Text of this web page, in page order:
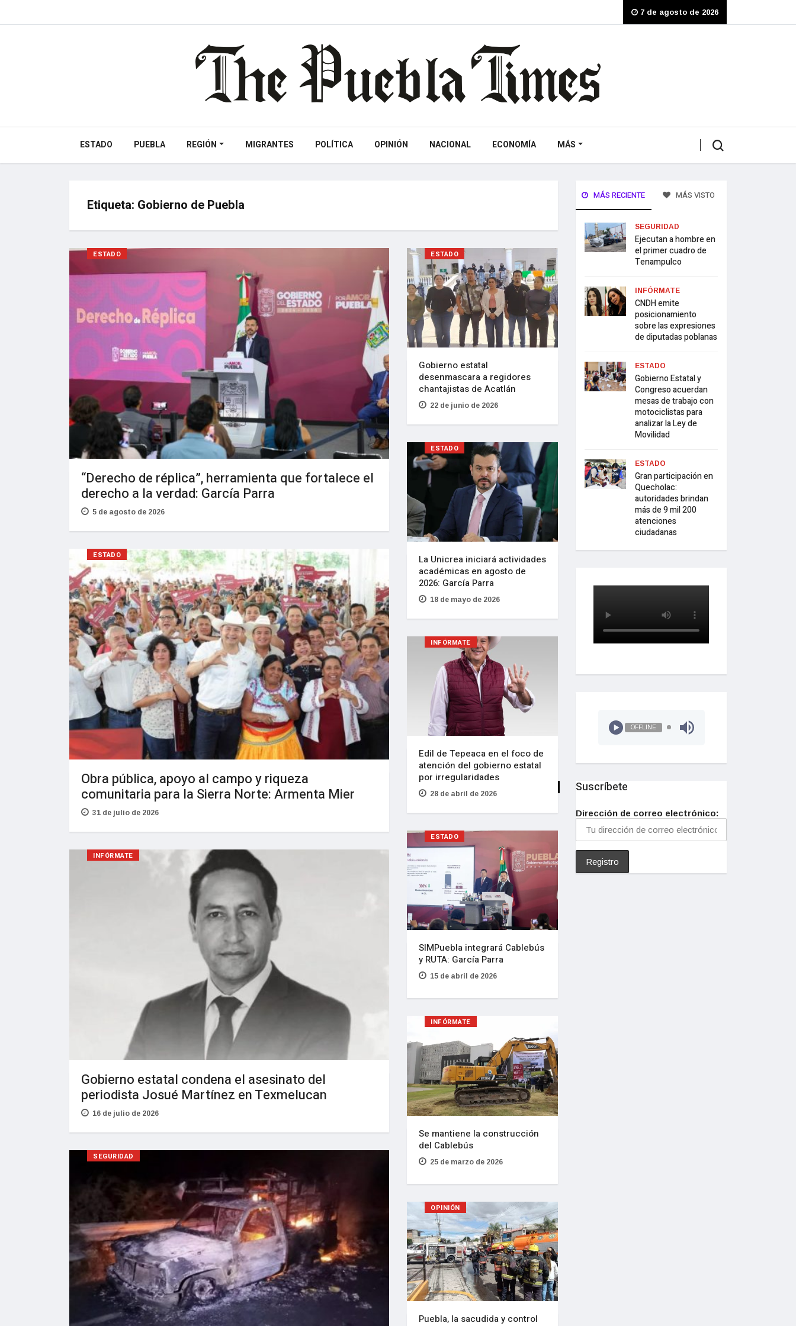
7 de agosto de 2026
ESTADO PUEBLA REGIÓN MIGRANTES POLÍTICA OPINIÓN NACIONAL ECONOMÍA MÁS
Etiqueta: Gobierno de Puebla
ESTADO
“Derecho de réplica”, herramienta que fortalece el
derecho a la verdad: García Parra
5 de agosto de 2026
ESTADO
Obra pública, apoyo al campo y riqueza
comunitaria para la Sierra Norte: Armenta Mier
31 de julio de 2026
INFÓRMATE
Gobierno estatal condena el asesinato del
periodista Josué Martínez en Texmelucan
16 de julio de 2026
SEGURIDAD
ESTADO
Gobierno estatal
desenmascara a regidores
chantajistas de Acatlán
22 de junio de 2026
ESTADO
La Unicrea iniciará actividades
académicas en agosto de
2026: García Parra
18 de mayo de 2026
INFÓRMATE
Edil de Tepeaca en el foco de
atención del gobierno estatal
por irregularidades
28 de abril de 2026
ESTADO
SIMPuebla integrará Cablebús
y RUTA: García Parra
15 de abril de 2026
INFÓRMATE
Se mantiene la construcción
del Cablebús
25 de marzo de 2026
OPINIÓN
Puebla, la sacudida y control
MÁS RECIENTE MÁS VISTO
SEGURIDAD
Ejecutan a hombre en
el primer cuadro de
Tenampulco
INFÓRMATE
CNDH emite
posicionamiento
sobre las expresiones
de diputadas poblanas
ESTADO
Gobierno Estatal y
Congreso acuerdan
mesas de trabajo con
motociclistas para
analizar la Ley de
Movilidad
ESTADO
Gran participación en
Quecholac:
autoridades brindan
más de 9 mil 200
atenciones
ciudadanas
OFFLINE
Suscríbete
Dirección de correo electrónico: